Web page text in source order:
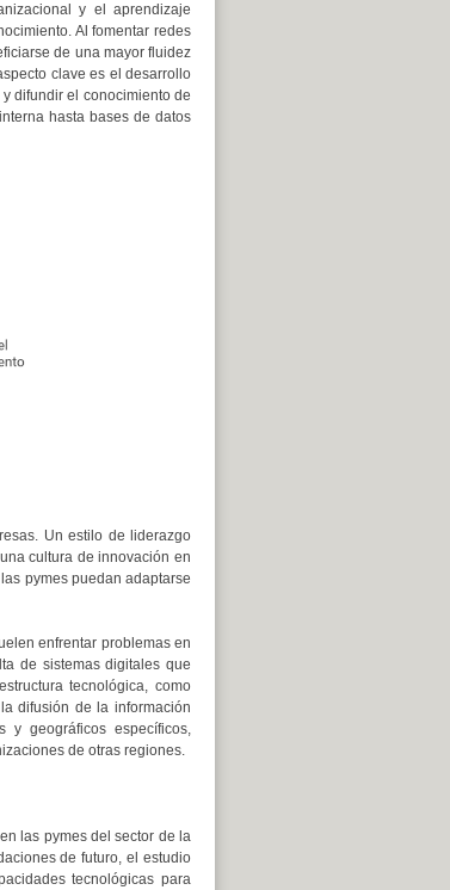
y el aprendizaje
Al fomentar redes
de una mayor fluidez
clave es el desarrollo
difundir el conocimiento de
hasta bases de datos
Un estilo de liderazgo
cultura de innovación en
pymes puedan adaptarse
enfrentar problemas en
de sistemas digitales que
tecnológica, como
difusión de la información
y geográficos específicos,
de otras regiones.
las pymes del sector de la
de futuro, el estudio
tecnológicas para